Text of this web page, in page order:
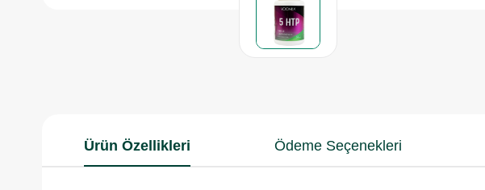
Ürün Özellikleri Ödeme Seçenekleri